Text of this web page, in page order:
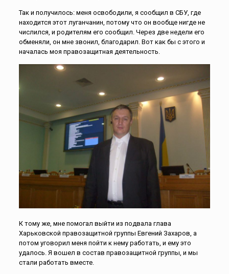
Так и получилось: меня освободили, я сообщил в СБУ, где
находится этот луганчанин, потому что он вообще нигде не
числился, и родителям его сообщил. Через две недели его
обменяли, он мне звонил, благодарил. Вот как бы с этого и
началась моя правозащитная деятельность.
К тому же, мне помогал выйти из подвала глава
Харьковской правозащитной группы Евгений Захаров, а
потом уговорил меня пойти к нему работать, и ему это
удалось. Я вошел в состав правозащитной группы, и мы
стали работать вместе.